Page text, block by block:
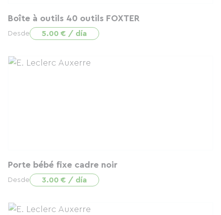
Boîte à outils 40 outils FOXTER
Desde 5.00 € / día
Porte bébé fixe cadre noir
Desde 3.00 € / día